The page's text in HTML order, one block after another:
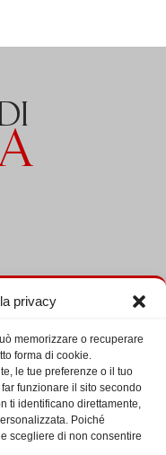
privacy
memorizzare o recuperare
forma di cookie.
le tue preferenze o il tuo
funzionare il sito secondo
ti identificano direttamente,
Poiché
scegliere di non consentire